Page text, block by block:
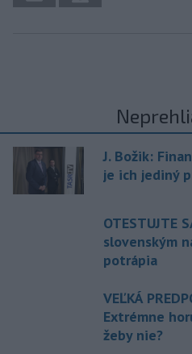
J. Božik:
je ich jediný
OTESTUJTE
slovenským
potrápia
VEĽKÁ
Extrémne
žeby nie?